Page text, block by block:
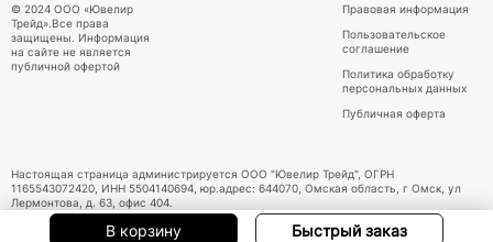
В корзину Быстрый заказ
© 2024 ООО «Ювелир
Трейд».Все права
защищены. Информация
на сайте не является
публичной офертой
Правовая информация
Пользовательское
соглашение
Политика обработку
персональных данных
Публичная оферта
Настоящая страница администрируется ООО "Ювелир Трейд", ОГРН
1165543072420, ИНН 5504140694, юр.адрес: 644070, Омская область, г Омск, ул
Лермонтова, д. 63, офис 404.